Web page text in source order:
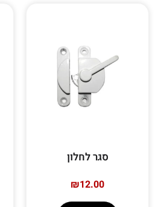
סגר לחלון
₪12.00